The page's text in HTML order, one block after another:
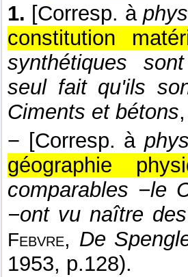
1. [Corresp. à
constitution
synthétiques
seul fait qu'ils
Ciments et bétons
− [Corresp. à
géographie
comparables −le
−ont vu naître
Febvre, De
1953, p.128).